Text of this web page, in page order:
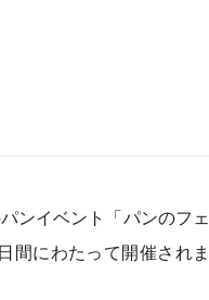
ンイベント「パンのフェ
間にわたって開催されま